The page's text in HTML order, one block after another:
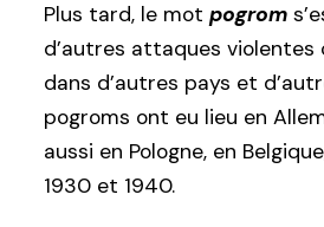
Plus tard, le mot pogrom
d’autres attaques violentes
dans d’autres pays et
pogroms ont eu lieu en
aussi en Pologne, en
1930 et 1940.